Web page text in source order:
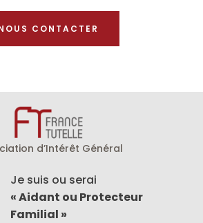
CONTACTER
d’Intérêt Général
Je suis ou serai
« Aidant ou Protecteur
Familial »